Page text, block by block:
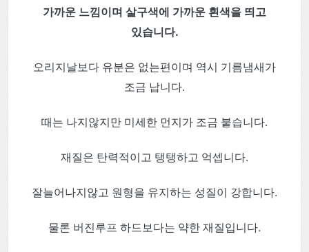
가까운 느낌이며 살구색에 가까운 흰색을 띄고
있습니다.
오리지날보다 유분은 없는편이며 역시 기름냄새가
조금 납니다.
때는 나지않지만 미세한 먼지가 조금 붙습니다.
재질은 탄력적이고 탱탱하고 억셉니다.
잘늘어나지않고 원형을 유지하는 성질이 강합니다.
물론 버진루프 하드보다는 약한 재질입니다.